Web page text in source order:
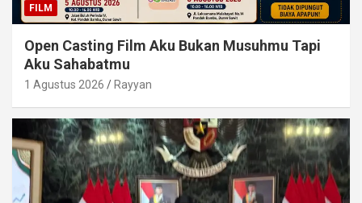
FILM
Open Casting Film Aku Bukan Musuhmu Tapi
Aku Sahabatmu
1 Agustus 2026 Rayyan